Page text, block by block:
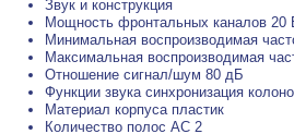
Звук и конструкция
Мощность фронтальных каналов 20
Минимальная воспроизводимая
Максимальная воспроизводимая
Отношение сигнал/шум 80 дБ
Функции звука синхронизация
Материал корпуса пластик
Количество полос AC 2